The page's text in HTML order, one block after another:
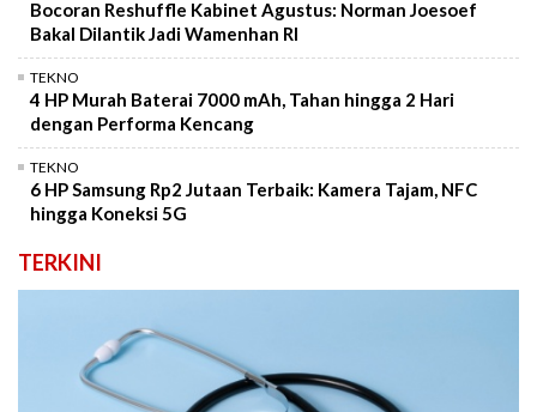
Bocoran Reshuffle Kabinet Agustus: Norman Joesoef
Bakal Dilantik Jadi Wamenhan RI
TEKNO
4 HP Murah Baterai 7000 mAh, Tahan hingga 2 Hari
dengan Performa Kencang
TEKNO
6 HP Samsung Rp2 Jutaan Terbaik: Kamera Tajam, NFC
hingga Koneksi 5G
TERKINI